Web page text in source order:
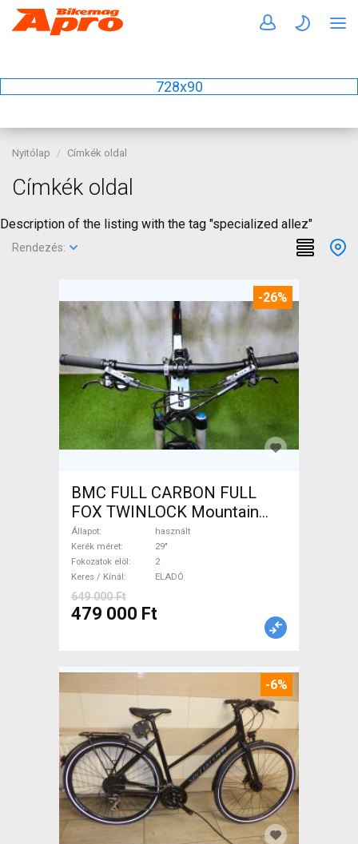
728x90
Nyitólap Címkék oldal
Címkék oldal
Description of the listing with the tag "specialized allez"
Rendezés:
-26%
BMC FULL CARBON FULL
FOX TWINLOCK Mountain
Bike 29" össztelós / fully
használt ELADÓ
Állapot
használt
Kerék méret
29"
Fokozatok elöl
2
Keres / Kínál
ELADÓ
649 000 Ft
479 000 Ft
-6%